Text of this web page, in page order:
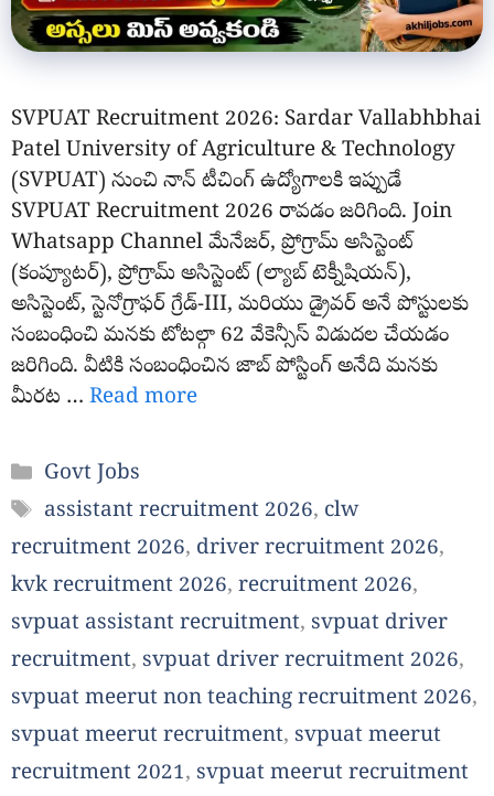
SVPUAT Recruitment 2026: Sardar Vallabhbhai
Patel University of Agriculture & Technology
(SVPUAT) నుంచి నాన్ టీచింగ్ ఉద్యోగాలకి ఇప్పుడే
SVPUAT Recruitment 2026 రావడం జరిగింది. Join
Whatsapp Channel మేనేజర్, ప్రోగ్రామ్ అసిస్టెంట్
(కంప్యూటర్), ప్రోగ్రామ్ అసిస్టెంట్ (ల్యాబ్ టెక్నీషియన్),
అసిస్టెంట్, స్టెనోగ్రాఫర్ గ్రేడ్-III, మరియు డ్రైవర్ అనే పోస్టులకు
సంబంధించి మనకు టోటల్గా 62 వేకెన్సీస్ విడుదల చేయడం
జరిగింది. వీటికి సంబంధించిన జాబ్ పోస్టింగ్ అనేది మనకు
మీరట … Read more
Categories
Govt Jobs
Tags
assistant recruitment 2026, clw
recruitment 2026, driver recruitment 2026,
kvk recruitment 2026, recruitment 2026,
svpuat assistant recruitment, svpuat driver
recruitment, svpuat driver recruitment 2026,
svpuat meerut non teaching recruitment 2026,
svpuat meerut recruitment, svpuat meerut
recruitment 2021, svpuat meerut recruitment